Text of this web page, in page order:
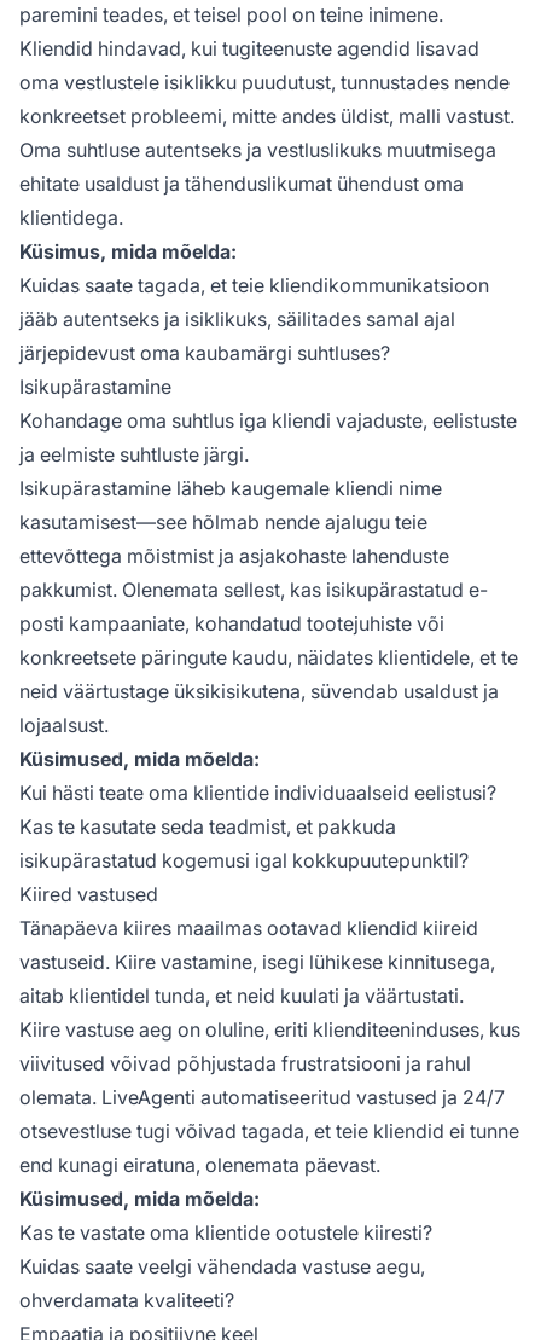
paremini teades, et teisel pool on teine inimene.
Kliendid hindavad, kui tugiteenuste agendid lisavad
oma vestlustele isiklikku puudutust, tunnustades nende
konkreetset probleemi, mitte andes üldist, malli vastust.
Oma suhtluse autentseks ja vestluslikuks muutmisega
ehitate usaldust ja tähenduslikumat ühendust oma
klientidega.
Küsimus, mida mõelda:
Kuidas saate tagada, et teie kliendikommunikatsioon
jääb autentseks ja isiklikuks, säilitades samal ajal
järjepidevust oma kaubamärgi suhtluses?
Isikupärastamine
Kohandage oma suhtlus iga kliendi vajaduste, eelistuste
ja eelmiste suhtluste järgi.
Isikupärastamine läheb kaugemale kliendi nime
kasutamisest—see hõlmab nende ajalugu teie
ettevõttega mõistmist ja asjakohaste lahenduste
pakkumist. Olenemata sellest, kas isikupärastatud e-
posti kampaaniate, kohandatud tootejuhiste või
konkreetsete päringute kaudu, näidates klientidele, et te
neid väärtustage üksikisikutena, süvendab usaldust ja
lojaalsust.
Küsimused, mida mõelda:
Kui hästi teate oma klientide individuaalseid eelistusi?
Kas te kasutate seda teadmist, et pakkuda
isikupärastatud kogemusi igal kokkupuutepunktil?
Kiired vastused
Tänapäeva kiires maailmas ootavad kliendid kiireid
vastuseid. Kiire vastamine, isegi lühikese kinnitusega,
aitab klientidel tunda, et neid kuulati ja väärtustati.
Kiire vastuse aeg on oluline, eriti klienditeeninduses, kus
viivitused võivad põhjustada frustratsiooni ja rahul
olemata. LiveAgenti automatiseeritud vastused ja 24/7
otsevestluse tugi võivad tagada, et teie kliendid ei tunne
end kunagi eiratuna, olenemata päevast.
Küsimused, mida mõelda:
Kas te vastate oma klientide ootustele kiiresti?
Kuidas saate veelgi vähendada vastuse aegu,
ohverdamata kvaliteeti?
Empaatia ja positiivne keel